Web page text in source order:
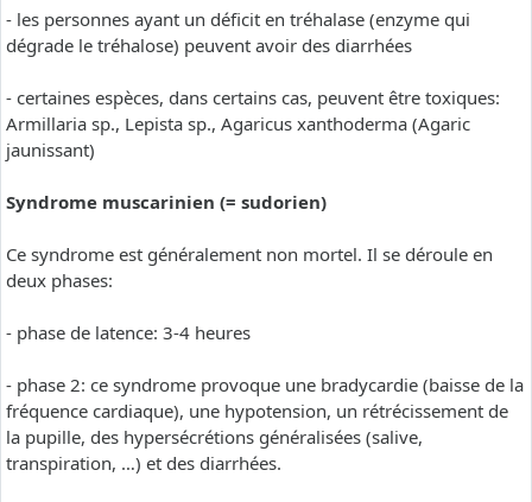
- les personnes ayant un déficit en tréhalase (enzyme qui
dégrade le tréhalose) peuvent avoir des diarrhées
- certaines espèces, dans certains cas, peuvent être toxiques:
Armillaria sp., Lepista sp., Agaricus xanthoderma (Agaric
jaunissant)
Syndrome muscarinien (= sudorien)
Ce syndrome est généralement non mortel. Il se déroule en
deux phases:
- phase de latence: 3-4 heures
- phase 2: ce syndrome provoque une bradycardie (baisse de la
fréquence cardiaque), une hypotension, un rétrécissement de
la pupille, des hypersécrétions généralisées (salive,
transpiration, …) et des diarrhées.